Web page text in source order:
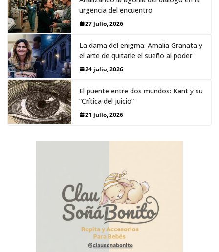
urgencia del encuentro
27 julio, 2026
La dama del enigma: Amalia Granata y
el arte de quitarle el sueño al poder
24 julio, 2026
El puente entre dos mundos: Kant y su
“Crítica del juicio”
21 julio, 2026